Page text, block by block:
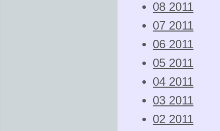
08 2011
07 2011
06 2011
05 2011
04 2011
03 2011
02 2011